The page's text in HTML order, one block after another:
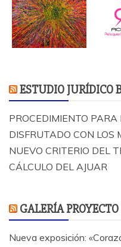
ESTUDIO JURÍDICO
PROCEDIMIENTO
DISFRUTADO CON LOS
NUEVO CRITERIO DEL
CÁLCULO DEL AJUAR
GALERÍA
Nueva exposición: